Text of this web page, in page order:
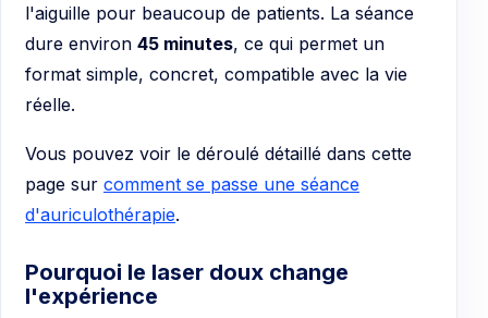
l'aiguille pour beaucoup de patients. La séance
dure environ 45 minutes, ce qui permet un
format simple, concret, compatible avec la vie
réelle.
Vous pouvez voir le déroulé détaillé dans cette
page sur comment se passe une séance
d'auriculothérapie.
Pourquoi le laser doux change
l'expérience